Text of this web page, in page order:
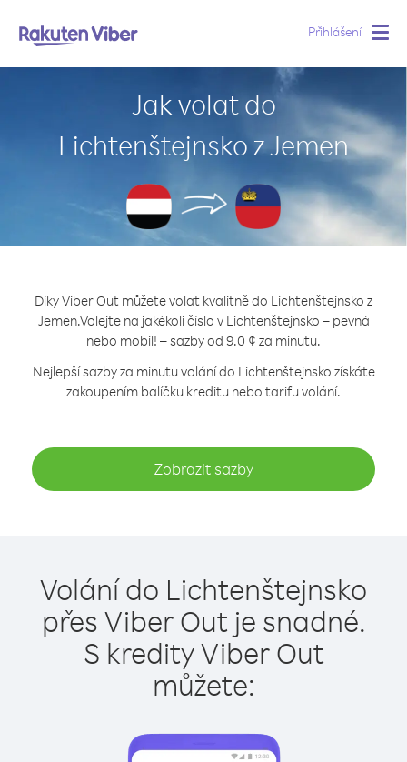
Přihlášení
Jak volat do
Lichtenštejnsko z Jemen
Díky Viber Out můžete volat kvalitně do Lichtenštejnsko z
Jemen.Volejte na jakékoli číslo v Lichtenštejnsko – pevná
nebo mobil! – sazby od 9.0 ¢ za minutu.
Nejlepší sazby za minutu volání do Lichtenštejnsko získáte
zakoupením balíčku kreditu nebo tarifu volání.
Zobrazit sazby
Volání do Lichtenštejnsko
přes Viber Out je snadné.
S kredity Viber Out
můžete: